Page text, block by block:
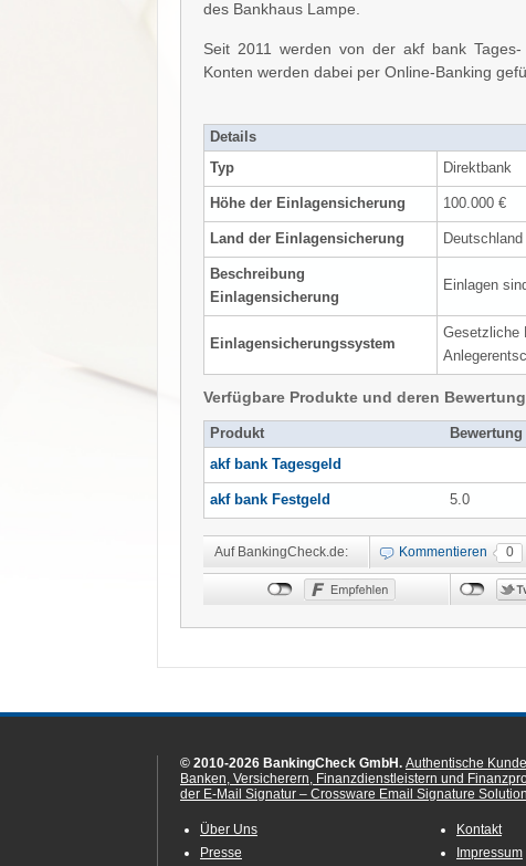
des Bankhaus Lampe.
Seit 2011 werden von der akf bank
Konten werden dabei per Online-Banking
Details
Typ
Direktbank
Höhe der Einlagensicherung 100.000 €
Land der Einlagensicherung Deutschland
Beschreibung
Einlagensicherung
Einlagen
Einlagensicherungssystem
Gesetzliche
Verfügbare Produkte und deren Bewertung
Produkt
Bewertung
akf bank Tagesgeld
akf bank Festgeld 5.0
Auf BankingCheck.de: Kommentieren 0
© 2010-2026 BankingCheck GmbH. Authentische
Banken, Versicherern, Finanzdienstleistern und
der E-Mail Signatur – Crossware Email Signature Solution.
Über Uns
Presse
Kontakt
Impressum